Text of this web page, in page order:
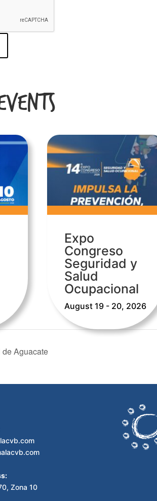
Expo
Congreso
Seguridad y
Salud
Ocupacional
August 19 - 20, 2026
Aguacate
Zona 10